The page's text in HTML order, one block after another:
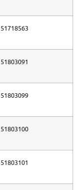
51718563
51803091
51803099
51803100
51803101